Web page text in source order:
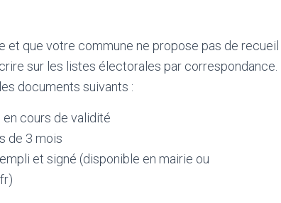
et que votre commune ne propose pas de recueil
sur les listes électorales par correspondance.
documents suivants :
cours de validité
de 3 mois
et signé (disponible en mairie ou